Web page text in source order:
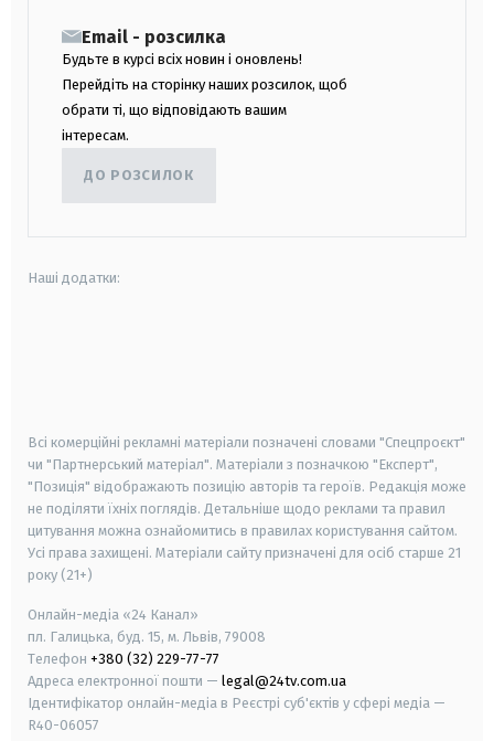
Email - розсилка
Будьте в курсі всіх новин і оновлень!
Перейдіть на сторінку наших розсилок, щоб
обрати ті, що відповідають вашим
інтересам.
ДО РОЗСИЛОК
Наші додатки:
Всі комерційні рекламні матеріали позначені словами "Спецпроєкт"
чи "Партнерський матеріал". Матеріали з позначкою "Експерт",
"Позиція" відображають позицію авторів та героїв. Редакція може
не поділяти їхніх поглядів. Детальніше щодо реклами та правил
цитування можна ознайомитись в правилах користування сайтом.
Усі права захищені. Матеріали сайту призначені для осіб старше 21
року (21+)
Онлайн-медіа «24 Канал»
пл. Галицька, буд. 15, м. Львів, 79008
Телефон +380 (32) 229-77-77
Адреса електронної пошти — legal@24tv.com.ua
Ідентифікатор онлайн-медіа в Реєстрі суб'єктів у сфері медіа —
R40-06057